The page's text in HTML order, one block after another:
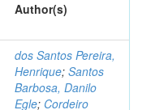
Author(s)
dos Santos Pereira,
Henrique; Santos
Barbosa, Danilo
Egle; Cordeiro